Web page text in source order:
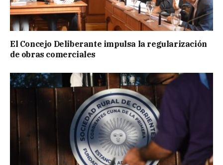
El Concejo Deliberante impulsa la regularización
de obras comerciales